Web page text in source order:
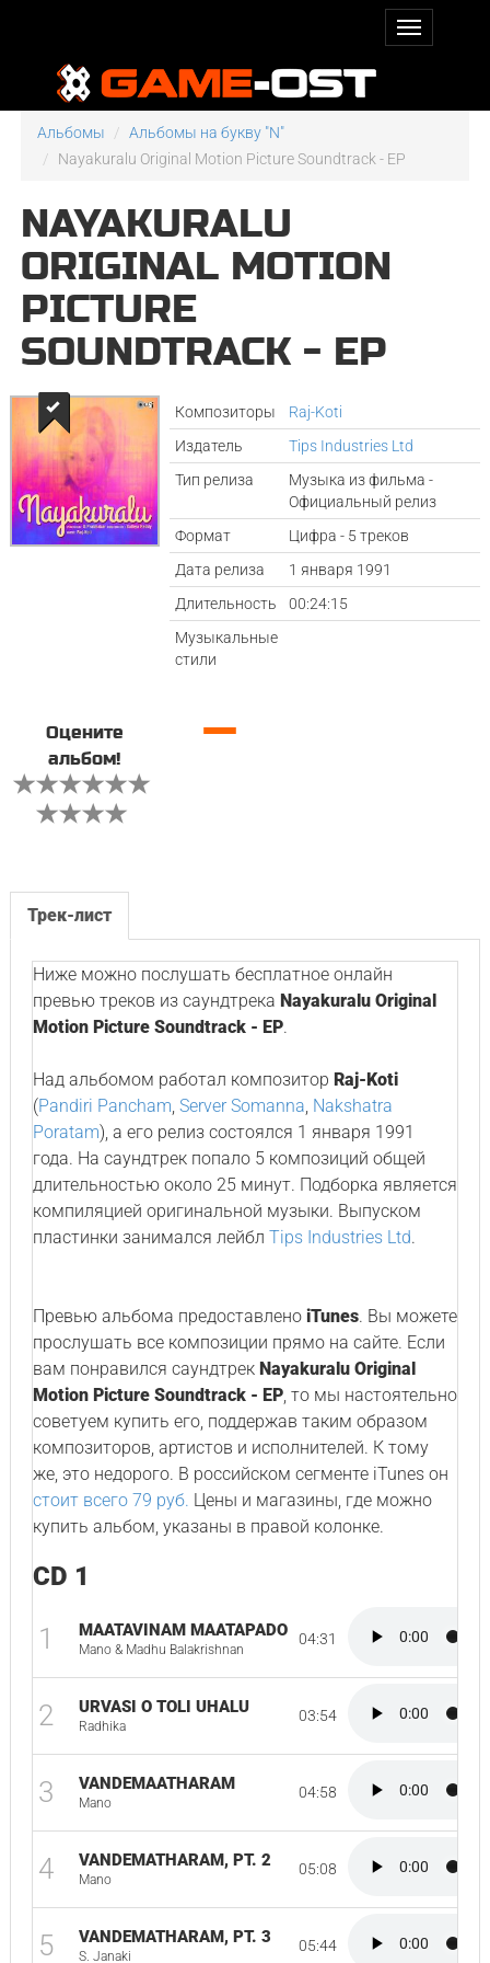
Альбомы
Альбомы на букву "N"
Nayakuralu Original Motion Picture Soundtrack - EP
NAYAKURALU
ORIGINAL MOTION
PICTURE
SOUNDTRACK - EP
Композиторы
Raj-Koti
Издатель
Tips Industries Ltd
Тип релиза
Музыка из фильма -
Официальный релиз
Формат
Цифра - 5 треков
Дата релиза
1 января 1991
Длительность
00:24:15
Музыкальные
стили
Оцените
альбом!
—
Трек-лист
Ниже можно послушать бесплатное онлайн
превью треков из саундтрека Nayakuralu Original
Motion Picture Soundtrack - EP.
Над альбомом работал композитор Raj-Koti
(Pandiri Pancham, Server Somanna, Nakshatra
Poratam), а его релиз состоялся 1 января 1991
года. На саундтрек попало 5 композиций общей
длительностью около 25 минут. Подборка является
компиляцией оригинальной музыки. Выпуском
пластинки занимался лейбл Tips Industries Ltd.
Превью альбома предоставлено iTunes. Вы можете
прослушать все композиции прямо на сайте. Если
вам понравился саундтрек Nayakuralu Original
Motion Picture Soundtrack - EP, то мы настоятельно
советуем купить его, поддержав таким образом
композиторов, артистов и исполнителей. К тому
же, это недорого. В российском сегменте iTunes он
стоит всего 79 руб. Цены и магазины, где можно
купить альбом, указаны в правой колонке.
CD 1
1 MAATAVINAM MAATAPADO
Mano & Madhu Balakrishnan
04:31
2 URVASI O TOLI UHALU
Radhika
03:54
3 VANDEMAATHARAM
Mano
04:58
4 VANDEMATHARAM, PT. 2
Mano
05:08
5 VANDEMATHARAM, PT. 3
S. Janaki
05:44